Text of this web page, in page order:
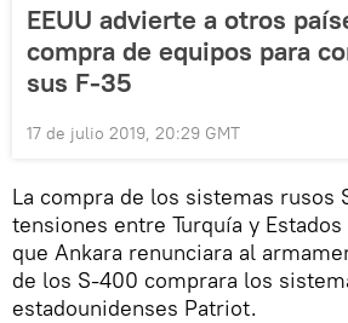
EEUU advierte a otros
compra de equipos para
sus F-35
17 de julio 2019, 20:29 GMT
La compra de los sistemas rusos
tensiones entre Turquía y
que Ankara renunciara al
de los S-400 comprara los
estadounidenses Patriot.